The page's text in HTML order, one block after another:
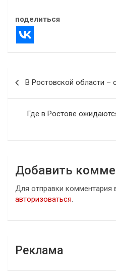
поделиться
записям
В Ростовской области –
Где в Ростове
Добавить
Для отправки комментария
авторизоваться.
Реклама